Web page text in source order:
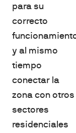
para su
correcto
y al mismo
tiempo
conectar la
zona con otros
sectores
residenciales